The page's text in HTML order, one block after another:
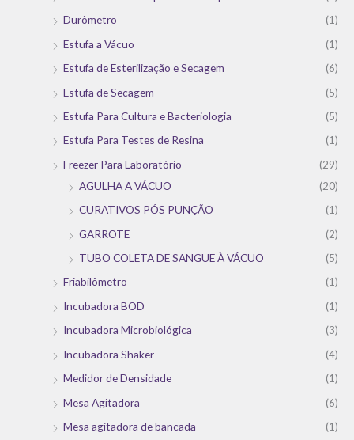
Durômetro
(1)
Estufa a Vácuo
(1)
Estufa de Esterilização e Secagem
(6)
Estufa de Secagem
(5)
Estufa Para Cultura e Bacteriologia
(5)
Estufa Para Testes de Resina
(1)
Freezer Para Laboratório
(29)
AGULHA A VÁCUO
(20)
CURATIVOS PÓS PUNÇÃO
(1)
GARROTE
(2)
TUBO COLETA DE SANGUE À VÁCUO
(5)
Friabilômetro
(1)
Incubadora BOD
(1)
Incubadora Microbiológica
(3)
Incubadora Shaker
(4)
Medidor de Densidade
(1)
Mesa Agitadora
(6)
Mesa agitadora de bancada
(1)